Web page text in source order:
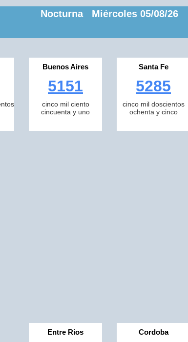
Nocturna Miércoles 05/08/26
Buenos Aires
5151
cinco mil ciento
cincuenta y uno
Santa Fe
5285
cinco mil doscientos
ochenta y cinco
Entre Rios Cordoba